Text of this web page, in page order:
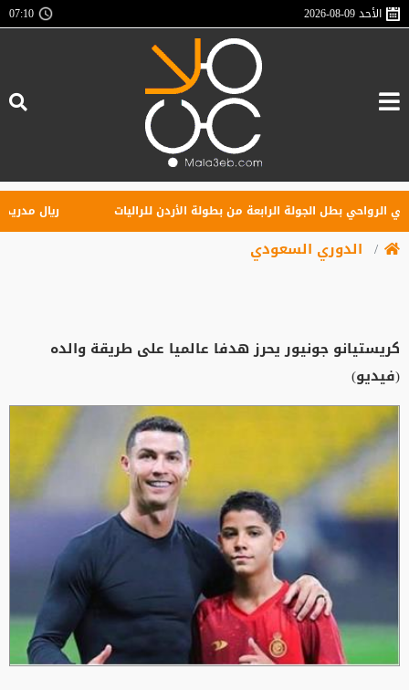
الأحد2026-08-09
07:10
بطل الجولة الرابعة من بطولة الأردن للراليات ريال مدريد
الدوري السعودي
كريستيانو جونيور يحرز هدفا عالميا على طريقة والده
(فيديو)